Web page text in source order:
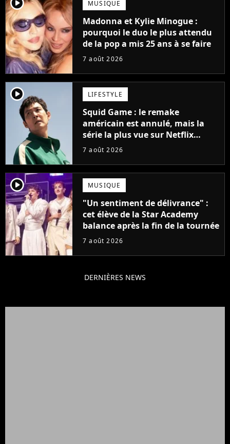
MUSIQUE
Madonna et Kylie Minogue :
pourquoi le duo le plus attendu
de la pop a mis 25 ans à se faire
7 août 2026
player2 LIFESTYLE
Squid Game : le remake
américain est annulé, mais la
série la plus vue sur Netflix
pourrait avoir une version
7 août 2026
player2 MUSIQUE
"Un sentiment de délivrance" :
cet élève de la Star Academy
balance après la fin de la tournée
7 août 2026
DERNIÈRES NEWS